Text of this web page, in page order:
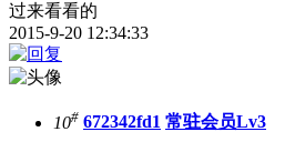
过来看看的
2015-9-20 12:34:33
10# 672342fd1 常驻会员Lv3